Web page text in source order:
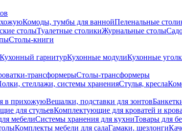
Комоды, тумбы для ваннойПеленальные
столыТуалетные столикиЖурнальные столы
Столы-книги
Кухонный гарнитурКухонные модулиКухонные
трансформерыСтолы-трансформеры
стеллажи, системы храненияСтулья, кресла
в прихожуюВешалки, подставки для зонтов
для стульевКомплектующие для кроватей и
мебелиСистемы хранения для кухниТовары для
Комплекты мебели для садаГамаки, шезлонги